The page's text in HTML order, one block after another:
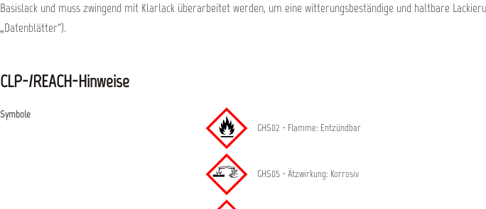
Basislack und muss zwingend mit Klarlack überarbeitet werden, um eine witterungsbeständige und haltbare
„Datenblätter“).
CLP-/REACH-Hinweise
Symbole
GHS02 - Flamme: Entzündbar
GHS05 - Ätzwirkung: Korrosiv